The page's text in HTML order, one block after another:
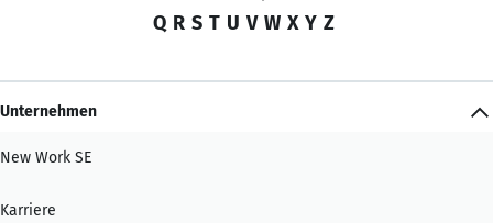
Q R S T U V W X Y Z
Unternehmen
New Work SE
Karriere